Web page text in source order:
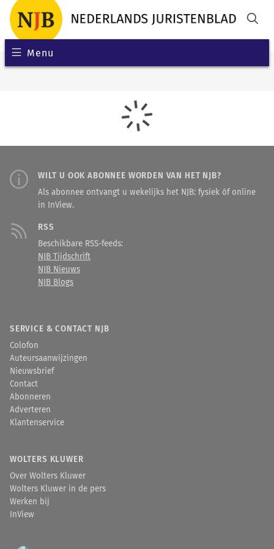
Menu
WILT U OOK ABONNEE WORDEN VAN HET NJB?
Als abonnee ontvangt u wekelijks het NJB: fysiek óf online
in InView.
RSS
Beschikbare RSS-feeds:
NJB Tijdschrift
NJB Nieuws
NJB Blogs
SERVICE & CONTACT NJB
Colofon
Auteursaanwijzingen
Nieuwsbrief
Contact
Abonneren
Adverteren
Klantenservice
WOLTERS KLUWER
Over Wolters Kluwer
Wolters Kluwer in de pers
Werken bij
InView